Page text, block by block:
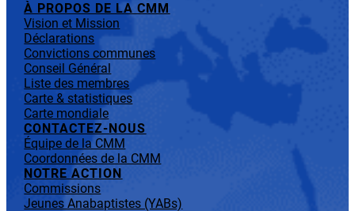
À PROPOS DE LA CMM
Vision et Mission
Déclarations
Convictions communes
Conseil Général
Liste des membres
Carte & statistiques
Carte mondiale
CONTACTEZ-NOUS
Équipe de la CMM
Coordonnées de la CMM
NOTRE ACTION
Commissions
Jeunes Anabaptistes (YABs)